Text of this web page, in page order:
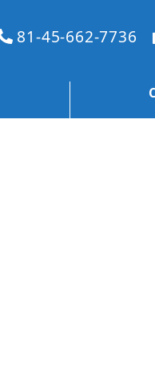
81-45-662-7736